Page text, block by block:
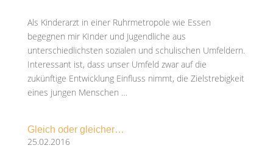
Als Kinderarzt in einer Ruhrmetropole wie Essen
begegnen mir KInder und Jugendliche aus
unterschiedlichsten sozialen und schulischen Umfeldern.
Interessant ist, dass unser Umfeld zwar auf die
zukünftige Entwicklung Einfluss nimmt, die Zielstrebigkeit
eines jungen Menschen …
Gleich oder gleicher…
25.02.2016